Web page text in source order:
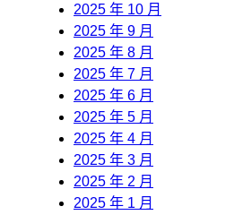
2025 年 10 月
2025 年 9 月
2025 年 8 月
2025 年 7 月
2025 年 6 月
2025 年 5 月
2025 年 4 月
2025 年 3 月
2025 年 2 月
2025 年 1 月